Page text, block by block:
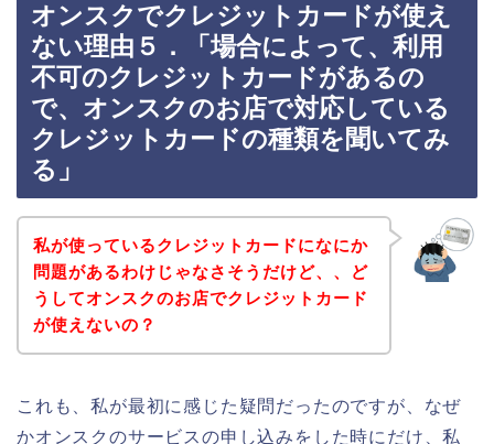
オンスクでクレジットカードが使え
ない理由５．「場合によって、利用
不可のクレジットカードがあるの
で、オンスクのお店で対応している
クレジットカードの種類を聞いてみ
る」
私が使っているクレジットカードになにか
問題があるわけじゃなさそうだけど、、ど
うしてオンスクのお店でクレジットカード
が使えないの？
これも、私が最初に感じた疑問だったのですが、なぜ
かオンスクのサービスの申し込みをした時にだけ、私